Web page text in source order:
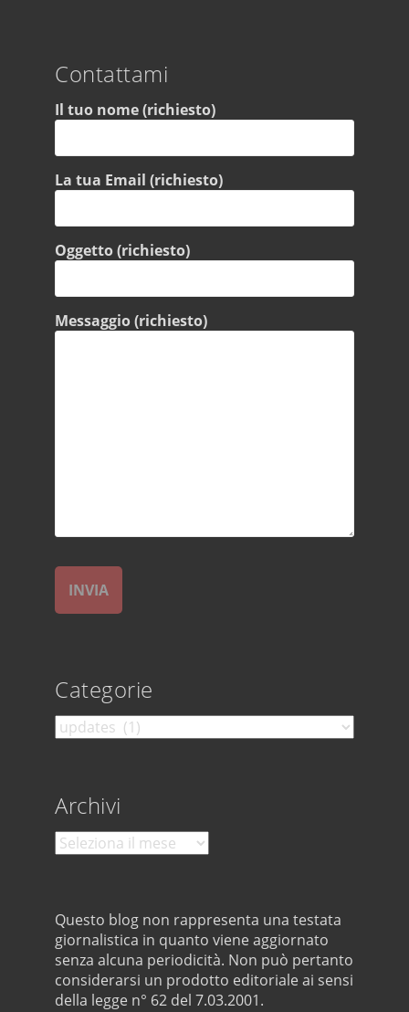
Contattami
Il tuo nome (richiesto)
La tua Email (richiesto)
Oggetto (richiesto)
Messaggio (richiesto)
Categorie
Categorie
Archivi
Archivi
Questo blog non rappresenta una testata
giornalistica in quanto viene aggiornato
senza alcuna periodicità. Non può pertanto
considerarsi un prodotto editoriale ai sensi
della legge n° 62 del 7.03.2001.